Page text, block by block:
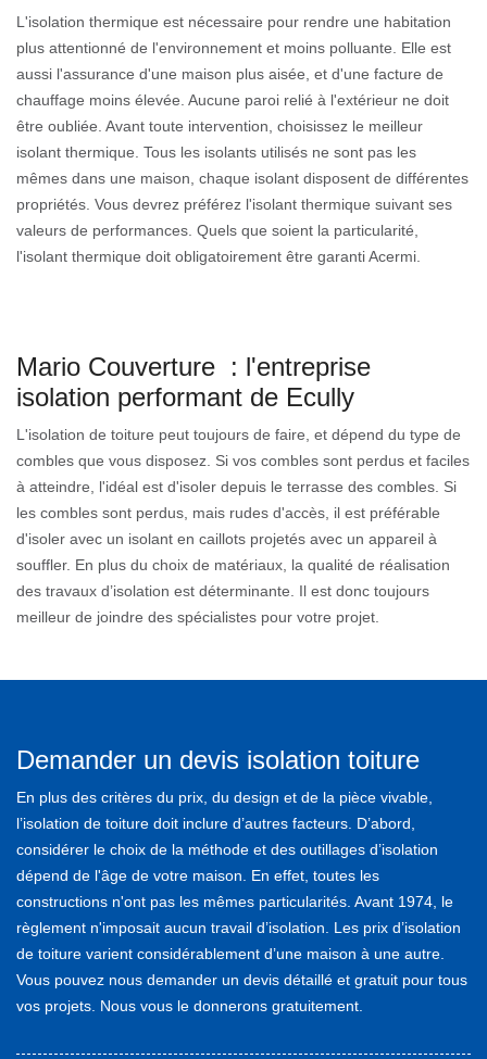
L'isolation thermique est nécessaire pour rendre une habitation
plus attentionné de l'environnement et moins polluante. Elle est
aussi l'assurance d'une maison plus aisée, et d'une facture de
chauffage moins élevée. Aucune paroi relié à l'extérieur ne doit
être oubliée. Avant toute intervention, choisissez le meilleur
isolant thermique. Tous les isolants utilisés ne sont pas les
mêmes dans une maison, chaque isolant disposent de différentes
propriétés. Vous devrez préférez l'isolant thermique suivant ses
valeurs de performances. Quels que soient la particularité,
l'isolant thermique doit obligatoirement être garanti Acermi.
Mario Couverture : l'entreprise
isolation performant de Ecully
L'isolation de toiture peut toujours de faire, et dépend du type de
combles que vous disposez. Si vos combles sont perdus et faciles
à atteindre, l'idéal est d'isoler depuis le terrasse des combles. Si
les combles sont perdus, mais rudes d'accès, il est préférable
d'isoler avec un isolant en caillots projetés avec un appareil à
souffler. En plus du choix de matériaux, la qualité de réalisation
des travaux d’isolation est déterminante. Il est donc toujours
meilleur de joindre des spécialistes pour votre projet.
Demander un devis isolation toiture
En plus des critères du prix, du design et de la pièce vivable,
l’isolation de toiture doit inclure d’autres facteurs. D’abord,
considérer le choix de la méthode et des outillages d’isolation
dépend de l'âge de votre maison. En effet, toutes les
constructions n'ont pas les mêmes particularités. Avant 1974, le
règlement n'imposait aucun travail d’isolation. Les prix d’isolation
de toiture varient considérablement d’une maison à une autre.
Vous pouvez nous demander un devis détaillé et gratuit pour tous
vos projets. Nous vous le donnerons gratuitement.